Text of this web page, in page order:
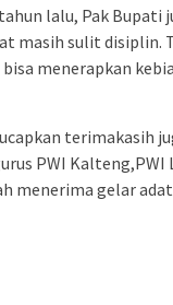
lalu, Pak Bupati
masih sulit disiplin.
menerapkan
terimakasih
PWI Kalteng,PWI
menerima gelar